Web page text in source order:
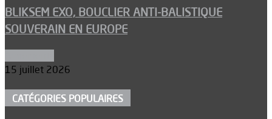
BLIKSEM EXO, BOUCLIER ANTI-BALISTIQUE
SOUVERAIN EN EUROPE
15 juillet 2026
CATÉGORIES POPULAIRES